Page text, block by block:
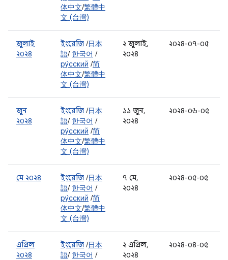
体中文/繁體中
文 (台灣)
জুলাই
২০২৪
ইংরেজি /日本
語/ 한국어 /
ру́сский /简
体中文/繁體中
文 (台灣)
২ জুলাই,
২০২৪
২০২৪-০৭-০৫
জুন
২০২৪
ইংরেজি /日本
語/ 한국어 /
ру́сский /简
体中文/繁體中
文 (台灣)
১১ জুন,
২০২৪
২০২৪-০৬-০৫
মে ২০২৪ ইংরেজি /日本
語/ 한국어 /
ру́сский /简
体中文/繁體中
文 (台灣)
৭ মে,
২০২৪
২০২৪-০৫-০৫
এপ্রিল
২০২৪
ইংরেজি /日本
語/ 한국어 /
২ এপ্রিল,
২০২৪
২০২৪-০৪-০৫